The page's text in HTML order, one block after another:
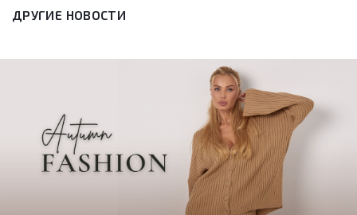
ДРУГИЕ НОВОСТИ